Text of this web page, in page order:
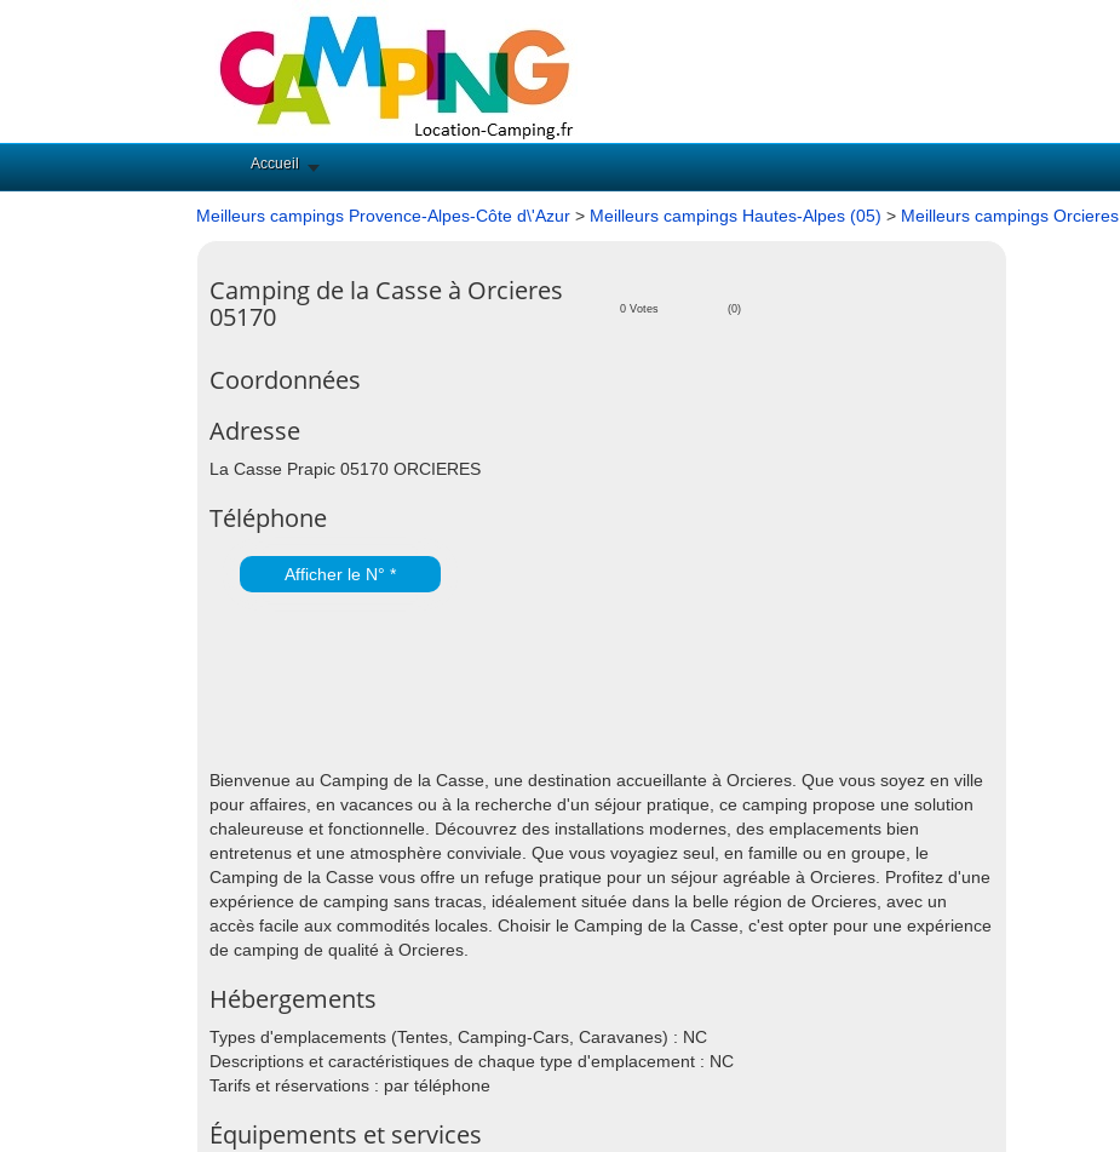
Accueil
Meilleurs campings Provence-Alpes-Côte d\'Azur > Meilleurs campings Hautes-Alpes (05) > Meilleurs campings Orcieres
Camping de la Casse à Orcieres
05170
0 Votes (0)
Coordonnées
Adresse
La Casse Prapic 05170 ORCIERES
Téléphone
Afficher le N° *
Bienvenue au Camping de la Casse, une destination accueillante à Orcieres. Que vous soyez en ville
pour affaires, en vacances ou à la recherche d'un séjour pratique, ce camping propose une solution
chaleureuse et fonctionnelle. Découvrez des installations modernes, des emplacements bien
entretenus et une atmosphère conviviale. Que vous voyagiez seul, en famille ou en groupe, le
Camping de la Casse vous offre un refuge pratique pour un séjour agréable à Orcieres. Profitez d'une
expérience de camping sans tracas, idéalement située dans la belle région de Orcieres, avec un
accès facile aux commodités locales. Choisir le Camping de la Casse, c'est opter pour une expérience
de camping de qualité à Orcieres.
Hébergements
Types d'emplacements (Tentes, Camping-Cars, Caravanes) : NC
Descriptions et caractéristiques de chaque type d'emplacement : NC
Tarifs et réservations : par téléphone
Équipements et services